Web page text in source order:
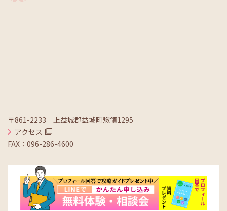
〒861-2233 上益城郡益城町惣領1295
アクセス
FAX：096-286-4600